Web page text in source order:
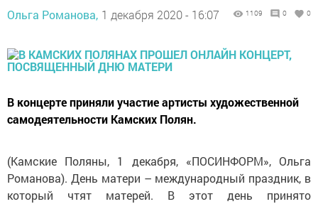
Ольга Романова, 1 декабря 2020 - 16:07 1109 0 0
В концерте приняли участие артисты художественной
самодеятельности Камских Полян.
(Камские Поляны, 1 декабря, «ПОСИНФОРМ», Ольга
Романова). День матери – международный праздник, в
который чтят матерей. В этот день принято